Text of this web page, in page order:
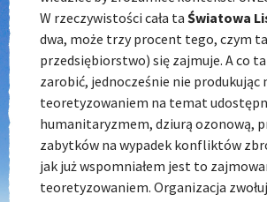
W rzeczywistości cała ta Światowa
dwa, może trzy procent tego, czym
przedsiębiorstwo) się zajmuje. A co
zarobić, jednocześnie nie produkując
teoretyzowaniem na temat
humanitaryzmem, dziurą ozonową,
zabytków na wypadek konfliktów
jak już wspomniałem jest to
teoretyzowaniem. Organizacja